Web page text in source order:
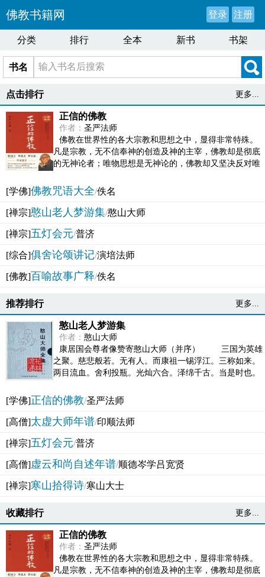
佛教书籍网 登录 注册
分类 排行 全本 新书 书架
书名
点击排行 更多...
正信的佛教
作者： 圣严法师
佛教在世界性的各大宗教和思想之中，显得非常特殊。
凡是宗教，无不信奉神的创造及神的主宰，佛教却是彻底
的无神论者；唯物思想是无神论的，佛教却又坚决反对唯
[学佛]佛教咒语大全/佚名
[禅宗]憨山老人梦游集/憨山大师
[禅宗]五灯会元/普济
[综合]俱舍论颂讲记/演培法师
[佛教]百喻故事广释/佚名
推荐排行 更多...
憨山老人梦游集
作者： 憨山大师
康居国会尊者像赞寄憨山大师（并序） 三国为英雄
之聚。慈悲般若。无有人。而康祖一锡浮江。三称如来。
两目流血。舍利投瓶。光灿六合。泽绵千古。当是时也。
[学佛]正信的佛教/圣严法师
[高僧]太虚大师年谱/印顺法师
[禅宗]五灯会元/普济
[高僧]虚云和尚自述年谱/顺德岑学吕宽贤
[禅宗]寒山拾得诗/寒山大士
收藏排行 更多...
正信的佛教
作者： 圣严法师
佛教在世界性的各大宗教和思想之中，显得非常特殊。
凡是宗教，无不信奉神的创造及神的主宰，佛教却是彻底